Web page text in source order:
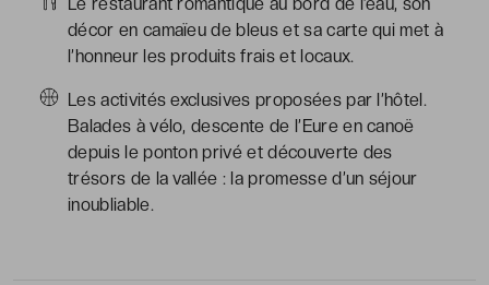
décor en camaïeu de bleus et sa carte qui met à
l’honneur les produits frais et locaux.
Les activités exclusives proposées par l’hôtel.
Balades à vélo, descente de l’Eure en canoë
depuis le ponton privé et découverte des
trésors de la vallée : la promesse d’un séjour
inoubliable.